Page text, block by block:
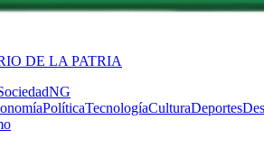
DE LA PATRIA
NG
PolíticaTecnologíaCulturaDeportes